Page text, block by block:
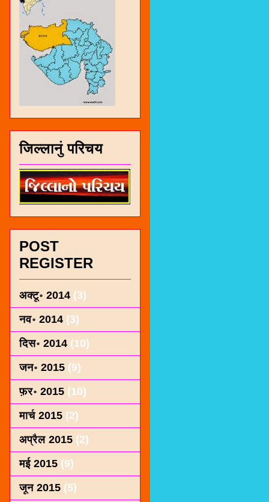
जिल्लानुं परिचय
POST
REGISTER
अक्टू॰ 2014 (3)
नव॰ 2014 (3)
दिस॰ 2014 (10)
जन॰ 2015 (9)
फ़र॰ 2015 (10)
मार्च 2015 (2)
अप्रैल 2015 (2)
मई 2015 (9)
जून 2015 (5)